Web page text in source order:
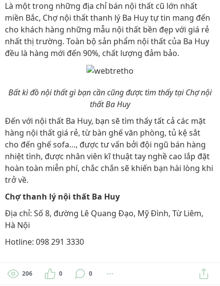
Là một trong những địa chỉ bán nội thất cũ lớn nhất
miền Bắc, Chợ nội thất thanh lý Ba Huy tự tin mang đến
cho khách hàng những mẫu nội thất bền đẹp với giá rẻ
nhất thị trường. Toàn bộ sản phẩm nội thất của Ba Huy
đều là hàng mới đến 90%, chất lượng đảm bảo.
Bất kì đồ nội thất gì bạn cần cũng được tìm thấy tại Chợ nội
thất Ba Huy
Đến với nội thất Ba Huy, bạn sẽ tìm thấy tất cả các mặt
hàng nội thất giá rẻ, từ bàn ghế văn phòng, tủ kệ sắt
cho đến ghế sofa…, được tư vấn bởi đội ngũ bán hàng
nhiệt tình, được nhân viên kĩ thuật tay nghề cao lắp đặt
hoàn toàn miễn phí, chắc chắn sẽ khiến bạn hài lòng khi
trở về.
Chợ thanh lý nội thất Ba Huy
Địa chỉ: Số 8, đường Lê Quang Đạo, Mỹ Đình, Từ Liêm,
Hà Nội
Hotline: 098 291 3330
206 0 0